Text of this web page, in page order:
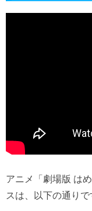
アニメ「劇場版 は
スは、以下の通りで